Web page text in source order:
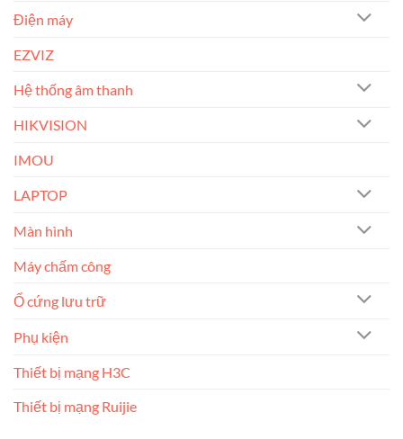
Điện máy
EZVIZ
Hệ thống âm thanh
HIKVISION
IMOU
LAPTOP
Màn hình
Máy chấm công
Ổ cứng lưu trữ
Phụ kiện
Thiết bị mạng H3C
Thiết bị mạng Ruijie